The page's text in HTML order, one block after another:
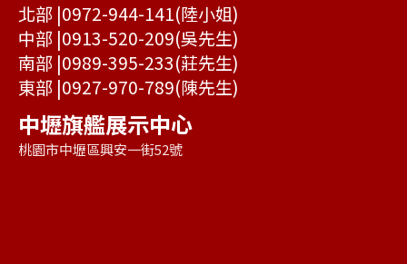
北部 |0972-944-141(陸小姐)
中部 |0913-520-209(吳先生)
南部 |0989-395-233(莊先生)
東部 |0927-970-789(陳先生)
中壢旗艦展示中心
桃園市中壢區興安一街52號